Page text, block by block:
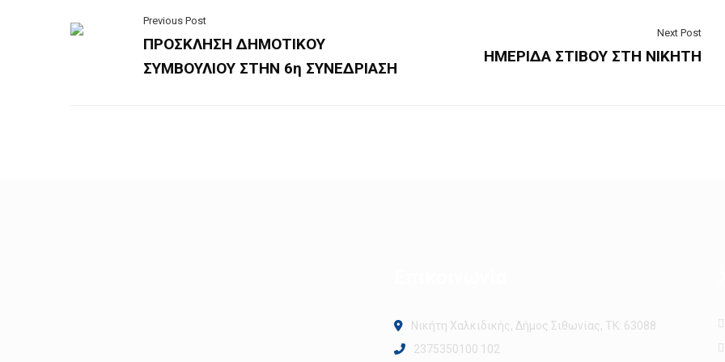
Previous Post
ΠΡΟΣΚΛΗΣΗ ΔΗΜΟΤΙΚΟΥ
ΣΥΜΒΟΥΛΙΟΥ ΣΤΗΝ 6η ΣΥΝΕΔΡΙΑΣΗ
Next Post
ΗΜΕΡΙΔΑ ΣΤΙΒΟΥ ΣΤΗ ΝΙΚΗΤΗ
Νικήτη Χαλκιδικής, Δήμος Σιθωνίας, ΤΚ: 63088
2375350100 102